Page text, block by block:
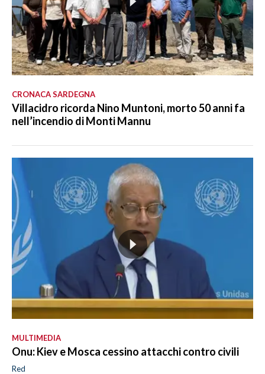
CRONACA SARDEGNA
Villacidro ricorda Nino Muntoni, morto 50 anni fa
nell’incendio di Monti Mannu
MULTIMEDIA
Onu: Kiev e Mosca cessino attacchi contro civili
Red